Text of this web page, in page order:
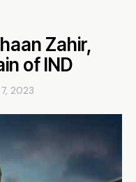
Zahir,
of IND
2023